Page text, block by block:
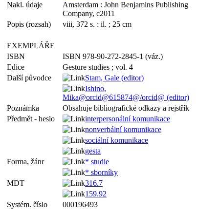
Nakl. údaje
Amsterdam : John Benjamins Publishing
Company, c2011
Popis (rozsah)
viii, 372 s. : il. ; 25 cm
EXEMPLÁŘE
ISBN
ISBN 978-90-272-2845-1 (váz.)
Edice
Gesture studies ; vol. 4
Další původce
Stam, Gale (editor)
Ishino,
Mika@orcid@615874@/orcid@ (editor)
Poznámka
Obsahuje bibliografické odkazy a rejstřík
Předmět - heslo
interpersonální komunikace
nonverbální komunikace
sociální komunikace
gesta
Forma, žánr
* studie
* sborníky
MDT
316.7
159.92
Systém. číslo
000196493